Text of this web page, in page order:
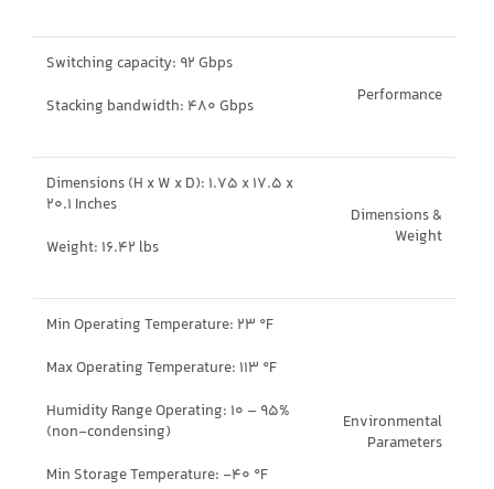
Performance
Switching capacity: 92 Gbps
Stacking bandwidth: 480 Gbps
Dimensions &
Weight
Dimensions (H x W x D): 1.75 x 17.5 x
20.1 Inches
Weight: 16.42 lbs
Environmental
Parameters
Min Operating Temperature: 23 °F
Max Operating Temperature: 113 °F
Humidity Range Operating: 10 – 95%
(non-condensing)
Min Storage Temperature: -40 °F